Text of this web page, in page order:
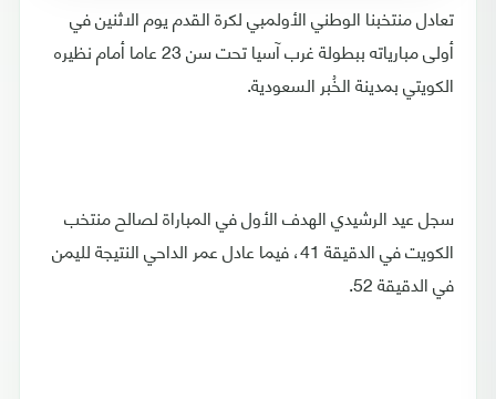
تعادل منتخبنا الوطني الأولمبي لكرة القدم يوم الاثنين في
أولى مبارياته ببطولة غرب آسيا تحت سن 23 عاما أمام نظيره
الكويتي بمدينة الخُبر السعودية.
سجل عيد الرشيدي الهدف الأول في المباراة لصالح منتخب
الكويت في الدقيقة 41، فيما عادل عمر الداحي النتيجة لليمن
في الدقيقة 52.